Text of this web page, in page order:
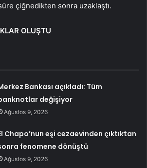
çiğnedikten sonra uzaklaştı.
OLUŞTU
Bankası açıkladı: Tüm
değişiyor
Ağustos 9, 2026
Chapo’nun eşi cezaevinden çıktıktan
fenomene dönüştü
Ağustos 9, 2026